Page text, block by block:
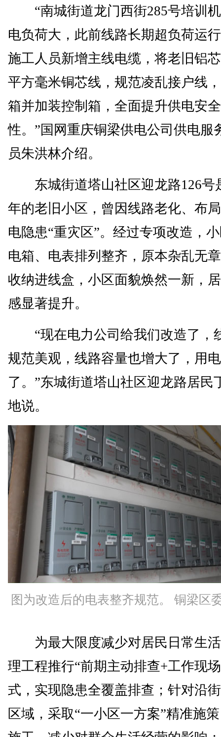
“南城街道龙门西街285号培训
电负荷大，此前线路长期超负荷运
施工人员新增主线电缆，将老旧铝
平方毫米铜芯线，规范凌乱接户线
箱并加装控制箱，全面提升供电安
性。”国网重庆铜梁供电公司供电服
员朱洪林介绍。
东城街道塔山社区迎龙路126号
年的老旧小区，曾因线路老化、布
电隐患“重灾区”。经过专项改造，
电箱、电表排列整齐，原本杂乱无
收纳进线盒，小区面貌焕然一新，
感显著提升。
“现在电力公司给我们改造了，
规范美观，线路容量也增大了，用
了。”东城街道塔山社区迎龙路居民
地说。
图为改造后的电表整齐规范。 铜梁区
为最大限度减少对居民日常生活
理工程推行“前期主动排查+工作现
式，实现隐患全覆盖排查；针对沿
区域，采取“一小区一方案”精准施